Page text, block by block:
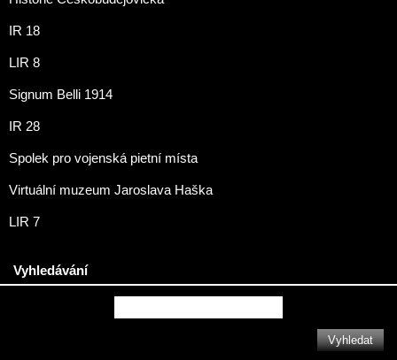
IR 18
LIR 8
Signum Belli 1914
IR 28
Spolek pro vojenská pietní místa
Virtuální muzeum Jaroslava Haška
LIR 7
Vyhledávání